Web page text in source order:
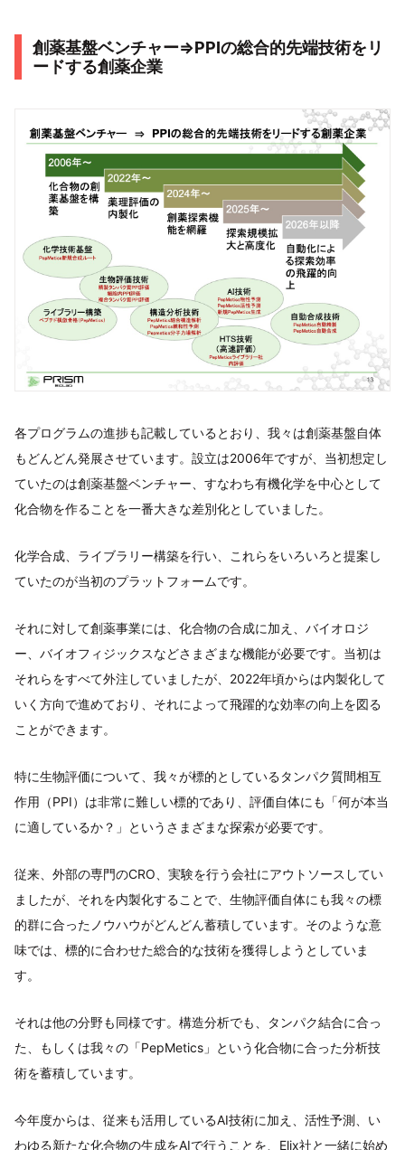
創薬基盤ベンチャー⇒PPIの総合的先端技術をリ
ードする創薬企業
各プログラムの進捗も記載しているとおり、我々は創薬基盤自体
もどんどん発展させています。設立は2006年ですが、当初想定し
ていたのは創薬基盤ベンチャー、すなわち有機化学を中心として
化合物を作ることを一番大きな差別化としていました。
化学合成、ライブラリー構築を行い、これらをいろいろと提案し
ていたのが当初のプラットフォームです。
それに対して創薬事業には、化合物の合成に加え、バイオロジ
ー、バイオフィジックスなどさまざまな機能が必要です。当初は
それらをすべて外注していましたが、2022年頃からは内製化して
いく方向で進めており、それによって飛躍的な効率の向上を図る
ことができます。
特に生物評価について、我々が標的としているタンパク質間相互
作用（PPI）は非常に難しい標的であり、評価自体にも「何が本当
に適しているか？」というさまざまな探索が必要です。
従来、外部の専門のCRO、実験を行う会社にアウトソースしてい
ましたが、それを内製化することで、生物評価自体にも我々の標
的群に合ったノウハウがどんどん蓄積しています。そのような意
味では、標的に合わせた総合的な技術を獲得しようとしていま
す。
それは他の分野も同様です。構造分析でも、タンパク結合に合っ
た、もしくは我々の「PepMetics」という化合物に合った分析技
術を蓄積しています。
今年度からは、従来も活用しているAI技術に加え、活性予測、い
わゆる新たな化合物の生成をAIで行うことを、Elix社と一緒に始め